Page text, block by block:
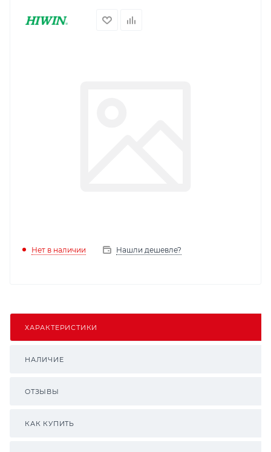
Нет в наличии Нашли дешевле?
ХАРАКТЕРИСТИКИ
НАЛИЧИЕ
ОТЗЫВЫ
КАК КУПИТЬ